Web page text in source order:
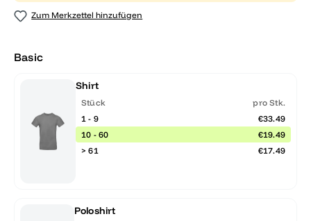
Zum Merkzettel hinzufügen
Basic
Shirt
Stück
pro Stk.
1 - 9
€33.49
10 - 60
€19.49
> 61
€17.49
Poloshirt